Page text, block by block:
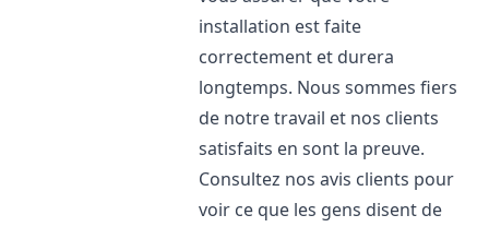
installation est faite
correctement et durera
longtemps. Nous sommes fiers
de notre travail et nos clients
satisfaits en sont la preuve.
Consultez nos avis clients pour
voir ce que les gens disent de